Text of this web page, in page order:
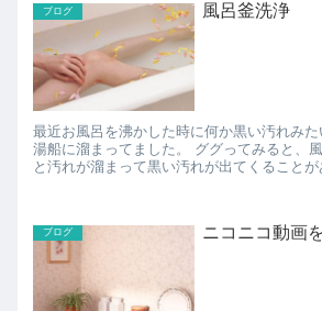
ブログ 風呂釜洗浄
最近お風呂を沸かした時に何か黒い汚れみ
湯船に溜まってました。 ググってみると、風呂釜を洗浄してない
と汚れが溜まって黒い汚れが出てくることが
ブログ ニコニコ動画